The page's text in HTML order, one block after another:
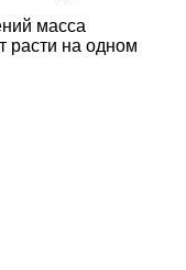
масса
расти на одном